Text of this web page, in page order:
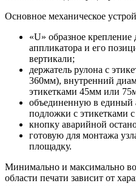
Основное механическое
«U» образное
аппликатора и его
вертикали;
держатель рулона с
360мм), внутренний
этикетками 45мм или
объединенную в единый
подложки с этикетками
кнопку аварийной
готовую для монтажа
площадку.
Минимально и максимально
области печати зависит от